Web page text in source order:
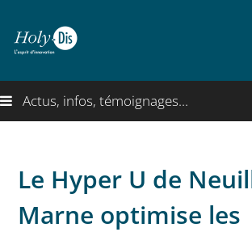
Actus, infos, témoignages...
Le Hyper U de
Marne optimise les